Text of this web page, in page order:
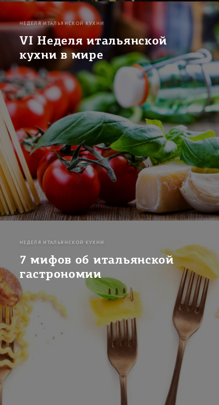
НЕДЕЛЯ ИТАЛЬЯНСКОЙ КУХНИ
VI Неделя итальянской
кухни в мире
НЕДЕЛЯ ИТАЛЬЯНСКОЙ КУХНИ
7 мифов об итальянской
гастрономии